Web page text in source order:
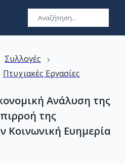
Συλλογές ›
Πτυχιακές Εργασίες
Ανάλυση της
της
Κοινωνική Ευημερία